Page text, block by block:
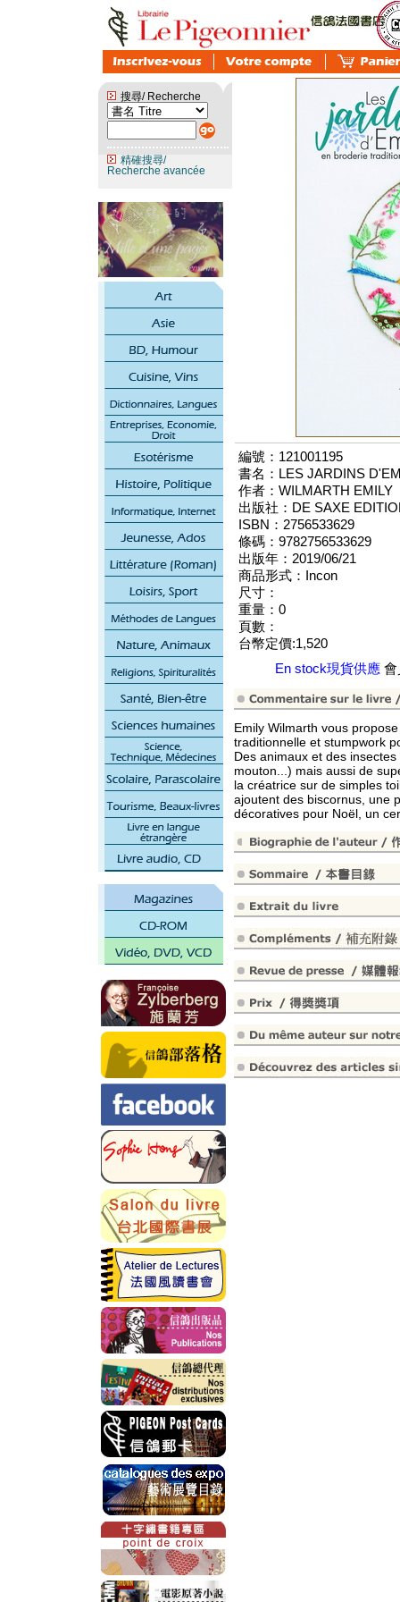
搜尋/ Recherche
精確搜尋/
Recherche avancée
編號：121001195
書名：LES JARDINS
作者：WILMARTH EMILY
出版社：DE SAXE
ISBN：2756533629
條碼：9782756533629
出版年：2019/06/21
商品形式：Incon
尺寸：
重量：0
頁數：
台幣定價:1,520
En stock現貨供應 會
Emily Wilmarth vous
traditionnelle et stumpwork
Des animaux et des
mouton...) mais aussi de
la créatrice sur de simples
ajoutent des biscornus, une
décoratives pour Noël, un